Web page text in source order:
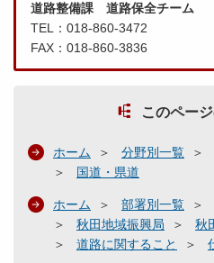
道路整備課 道路保全チーム
TEL：018-860-3472
FAX：018-860-3836
このペー
ホーム 分野別一覧
国道・県道
ホーム 部署別一覧
秋田地域振興局
秋
道路に関すること